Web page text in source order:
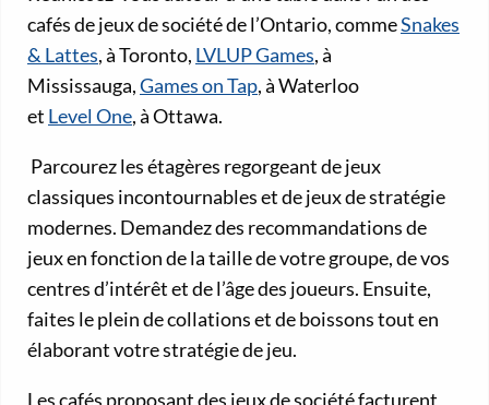
cafés de jeux de société de l’Ontario, commeSnakes
& Lattes, à Toronto, LVLUP Games, à
Mississauga,Games on Tap, à Waterloo
et Level One, à Ottawa.
Parcourez les étagères regorgeant de jeux
classiques incontournables et de jeux de stratégie
modernes. Demandez des recommandations de
jeux en fonction de la taille de votre groupe, de vos
centres d’intérêt et de l’âge des joueurs. Ensuite,
faites le plein de collations et de boissons tout en
élaborant votre stratégie de jeu.
Les cafés proposant des jeux de société facturent